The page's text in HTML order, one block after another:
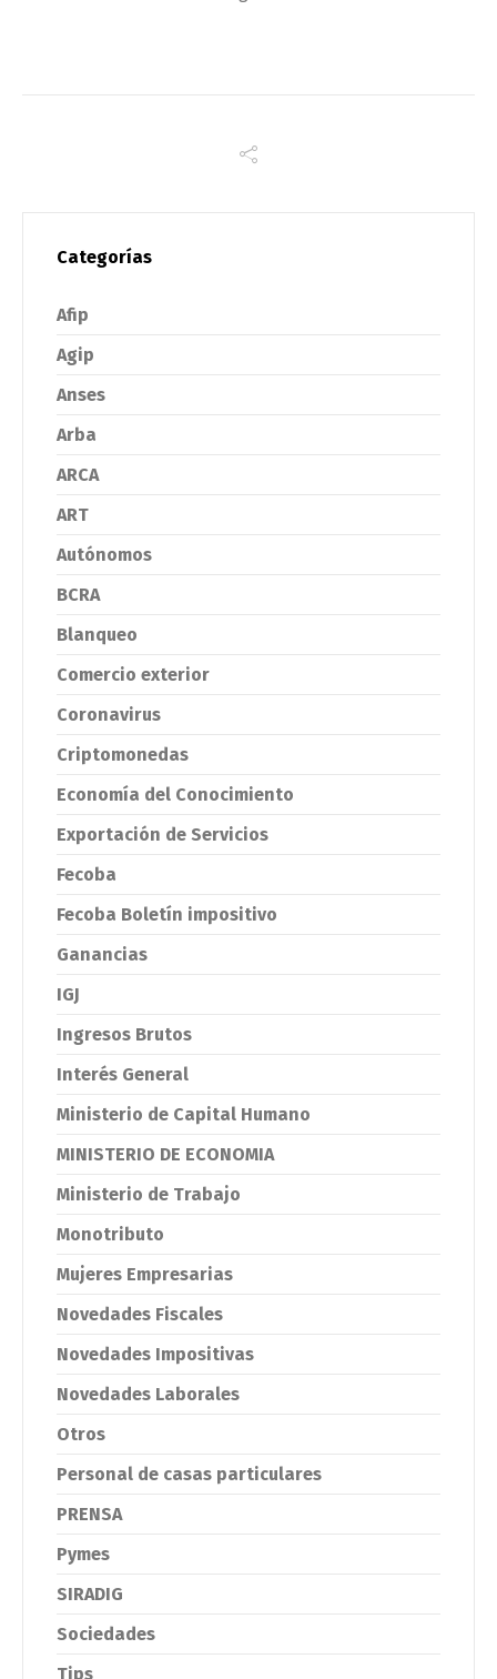
Categorías
Afip
Agip
Anses
Arba
ARCA
ART
Autónomos
BCRA
Blanqueo
Comercio exterior
Coronavirus
Criptomonedas
Economía del Conocimiento
Exportación de Servicios
Fecoba
Fecoba Boletín impositivo
Ganancias
IGJ
Ingresos Brutos
Interés General
Ministerio de Capital Humano
MINISTERIO DE ECONOMIA
Ministerio de Trabajo
Monotributo
Mujeres Empresarias
Novedades Fiscales
Novedades Impositivas
Novedades Laborales
Otros
Personal de casas particulares
PRENSA
Pymes
SIRADIG
Sociedades
Tips